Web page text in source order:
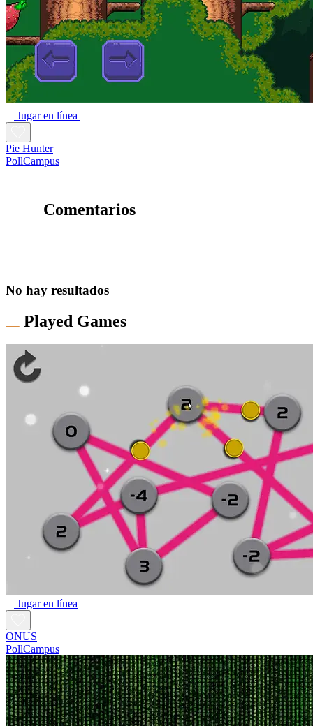
Jugar en línea
Pie Hunter
PollCampus
Comentarios
No hay resultados
Played Games
Jugar en línea
ONUS
PollCampus